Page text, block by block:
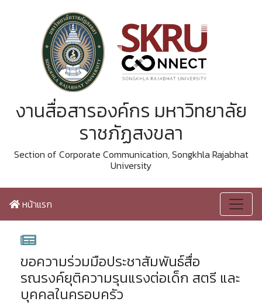
งานสื่อสารองค์กร มหาวิทยาลัย
ราชภัฏสงขลา
Section of Corporate Communication, Songkhla Rajabhat
University
หน้าแรก
ขอความร่วมมือประชาสัมพันธ์สื่อ
รณรงค์ยุติความรุนแรงต่อเด็ก สตรี และ
บุคคลในครอบครัว